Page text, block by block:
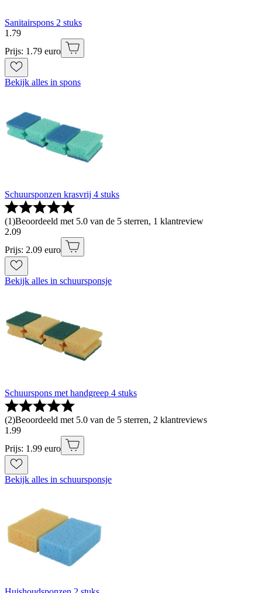
Sanitairspons 2 stuks
1 .79
Prijs: 1.79 euro
Bekijk alles in spons
Schuursponzen krasvrij 4 stuks
(1)Beoordeeld met 5.0 van de 5 sterren, 1 klantreview
2.09
Prijs: 2.09 euro
Bekijk alles in schuursponsje
Schuurspons met handgreep 4 stuks
(2)Beoordeeld met 5.0 van de 5 sterren, 2 klantreviews
1 .99
Prijs: 1.99 euro
Bekijk alles in schuursponsje